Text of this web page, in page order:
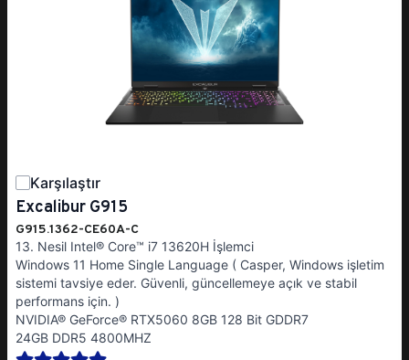
Karşılaştır
Excalibur G915
G915.1362-CE60A-C
13. Nesil Intel® Core™ i7 13620H İşlemci
Windows 11 Home Single Language ( Casper, Windows işletim
sistemi tavsiye eder. Güvenli, güncellemeye açık ve stabil
performans için. )
NVIDIA® GeForce® RTX5060 8GB 128 Bit GDDR7
24GB DDR5 4800MHZ